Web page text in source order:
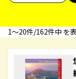
1〜20件/162件中 を